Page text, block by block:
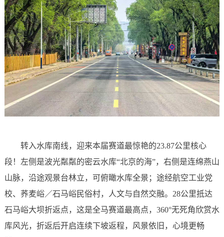
转入水库南线，迎来本届赛道最惊艳的23.87公里核心
段！左侧是波光粼粼的密云水库“北京的海”，右侧是连绵燕山
山脉，沿途观景台林立，可俯瞰水库全景；途经航空工业党
校、荞麦峪／石马峪民俗村，人文与自然交融。28公里抵达
石马峪大坝折返点，这是全马赛道最高点，360°无死角欣赏水
库风光，折返后开启连续下坡返程，风景依旧，心境更畅